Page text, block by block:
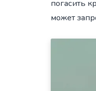
погасить
может